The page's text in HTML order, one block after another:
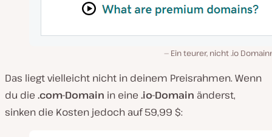
Ein teurer, nicht .io
Das liegt vielleicht nicht in deinem Preisrahmen. Wenn
du die .com-Domain in eine .io-Domain änderst,
sinken die Kosten jedoch auf 59,99 $: